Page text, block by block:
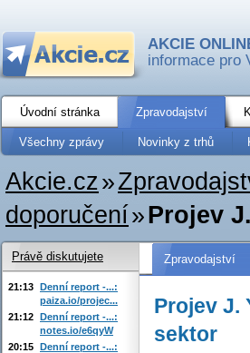
AKCIE
informace pro
Úvodní stránka Zpravodajství
Všechny zprávy Novinky z trhů
Akcie.cz»
doporučení»Projev
Zpravodajství
Projev J.
sektor
Právě diskutujete
21:13 Denní report -...:
paiza.io/projec...
21:12 Denní report -...:
notes.io/e6qyW
20:15 Denní report -...: